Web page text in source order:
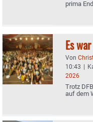
prima
Es
Von
10:43 |
2026
Trotz
auf dem